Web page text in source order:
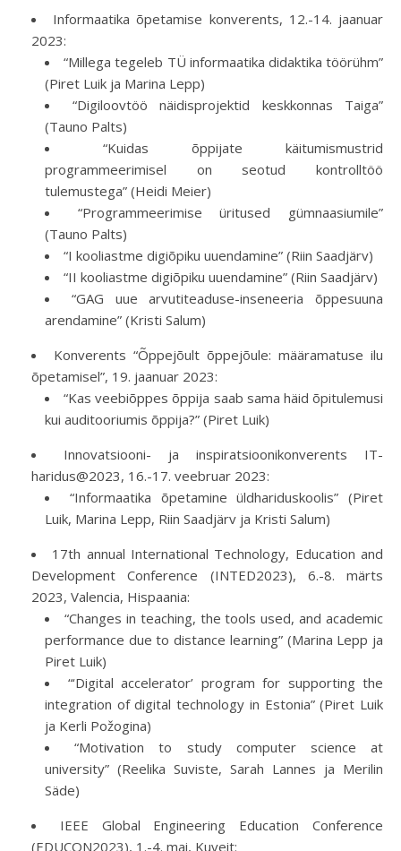
Informaatika õpetamise konverents, 12.-14. jaanuar
2023:
“Millega tegeleb TÜ informaatika didaktika töörühm”
(Piret Luik ja Marina Lepp)
“Digiloovtöö näidisprojektid keskkonnas Taiga”
(Tauno Palts)
“Kuidas õppijate käitumismustrid
programmeerimisel on seotud kontrolltöö
tulemustega” (Heidi Meier)
“Programmeerimise üritused gümnaasiumile”
(Tauno Palts)
“I kooliastme digiõpiku uuendamine” (Riin Saadjärv)
“II kooliastme digiõpiku uuendamine” (Riin Saadjärv)
“GAG uue arvutiteaduse-inseneeria õppesuuna
arendamine” (Kristi Salum)
Konverents “Õppejõult õppejõule: määramatuse ilu
õpetamisel”, 19. jaanuar 2023:
“Kas veebiõppes õppija saab sama häid õpitulemusi
kui auditooriumis õppija?” (Piret Luik)
Innovatsiooni- ja inspiratsioonikonverents IT-
haridus@2023, 16.-17. veebruar 2023:
“Informaatika õpetamine üldhariduskoolis” (Piret
Luik, Marina Lepp, Riin Saadjärv ja Kristi Salum)
17th annual International Technology, Education and
Development Conference (INTED2023), 6.-8. märts
2023, Valencia, Hispaania:
“Changes in teaching, the tools used, and academic
performance due to distance learning” (Marina Lepp ja
Piret Luik)
“‘Digital accelerator’ program for supporting the
integration of digital technology in Estonia” (Piret Luik
ja Kerli Požogina)
“Motivation to study computer science at
university” (Reelika Suviste, Sarah Lannes ja Merilin
Säde)
IEEE Global Engineering Education Conference
(EDUCON2023), 1.-4. mai, Kuveit: